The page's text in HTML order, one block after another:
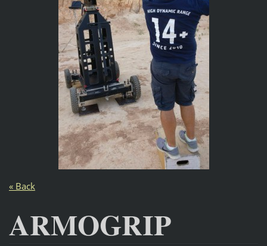
« Back
ARMOGRIP